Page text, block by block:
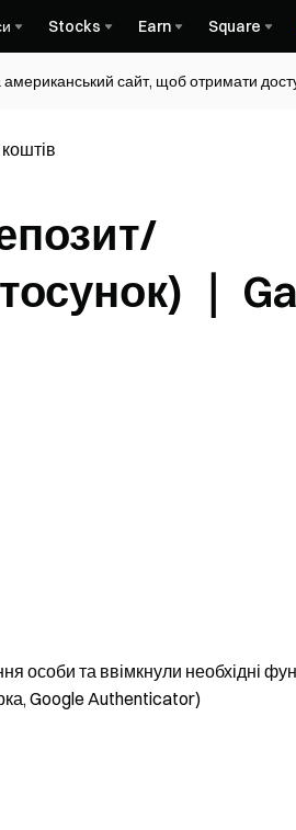
Stocks Earn Square
сайт, щоб отримати
｜
та ввімкнули необхідні
Google Authenticator)